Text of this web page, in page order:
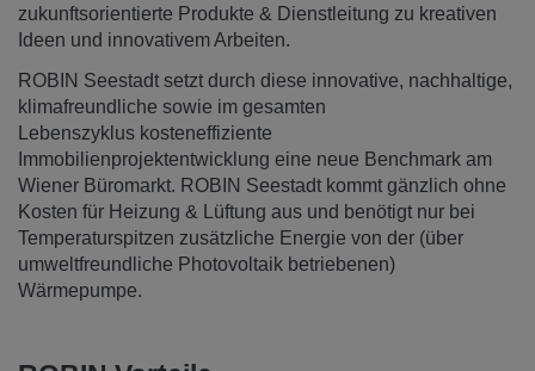
zukunftsorientierte Produkte & Dienstleitung zu kreativen
Ideen und innovativem Arbeiten.
ROBIN Seestadt setzt durch diese innovative, nachhaltige,
klimafreundliche sowie im gesamten
Lebenszyklus kosteneffiziente
Immobilienprojektentwicklung eine neue Benchmark am
Wiener Büromarkt. ROBIN Seestadt kommt gänzlich ohne
Kosten für Heizung & Lüftung aus und benötigt nur bei
Temperaturspitzen zusätzliche Energie von der (über
umweltfreundliche Photovoltaik betriebenen)
Wärmepumpe.